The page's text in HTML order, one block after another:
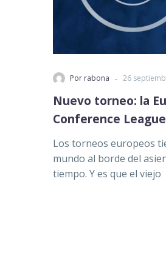
Por rabona - 26
Nuevo torneo: la
Conference League
Los torneos europeos
mundo al borde del
tiempo. Y es que el viejo